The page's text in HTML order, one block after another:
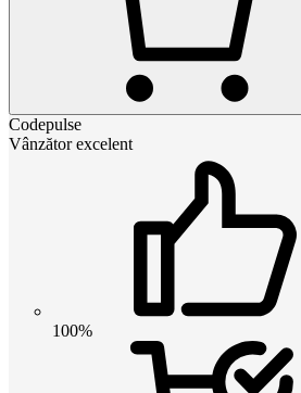
Codepulse
Vânzător excelent
100%